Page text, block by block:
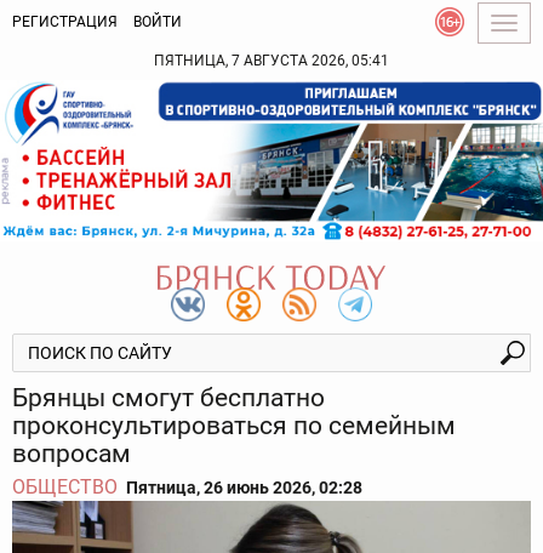
РЕГИСТРАЦИЯ ВОЙТИ
ПЯТНИЦА, 7 АВГУСТА 2026, 05:41
Брянцы смогут бесплатно
проконсультироваться по семейным
вопросам
ОБЩЕСТВО Пятница, 26 июнь 2026, 02:28